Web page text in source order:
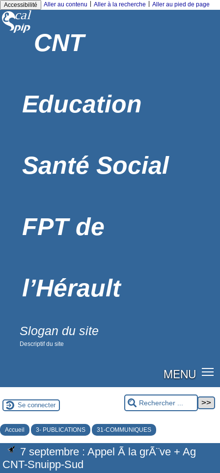
Accessibilité Aller au contenu Aller à la recherche Aller au pied de page
CNT
Education
Santé Social
FPT de
l’Hérault
Slogan du site
Descriptif du site
MENU
Se connecter
Accueil 3- PUBLICATIONS 31-COMMUNIQUES
7 septembre : Appel Ã la grÃ¨ve + Ag
CNT-Snuipp-Sud